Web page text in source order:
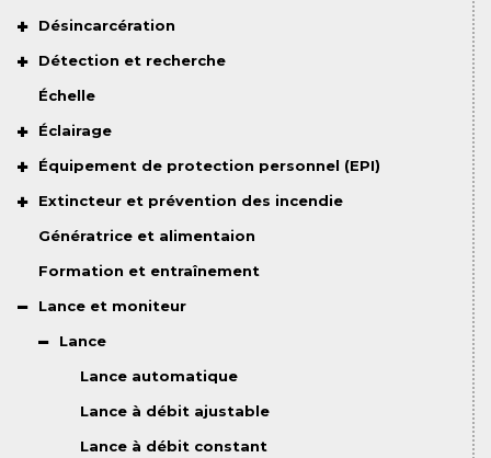
Désincarcération
Détection et recherche
Échelle
Éclairage
Équipement de protection personnel (EPI)
Extincteur et prévention des incendie
Génératrice et alimentaion
Formation et entraînement
Lance et moniteur
Lance
Lance automatique
Lance à débit ajustable
Lance à débit constant